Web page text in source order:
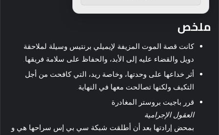
ملخص
كانت قصة الموت المزيفة لإيميلي برنتيس وسيلة لملاحقة
دويل والقضاء عليه إلى الأبد، والحفاظ على سلامة فريقها.
أثر خداعها على وحدتها، وخاصة ريد، التي كافحت من أجل
التكيف ولكنها تصالحت معها في النهاية.
قرر باجيت بروستر المغادرة
العقول الإجرامية
بمحض إرادتها بعد أن أطلقت شبكة سي بي إس سراحها هي و